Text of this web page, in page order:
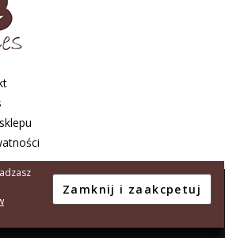
Tarnów S.C. A.